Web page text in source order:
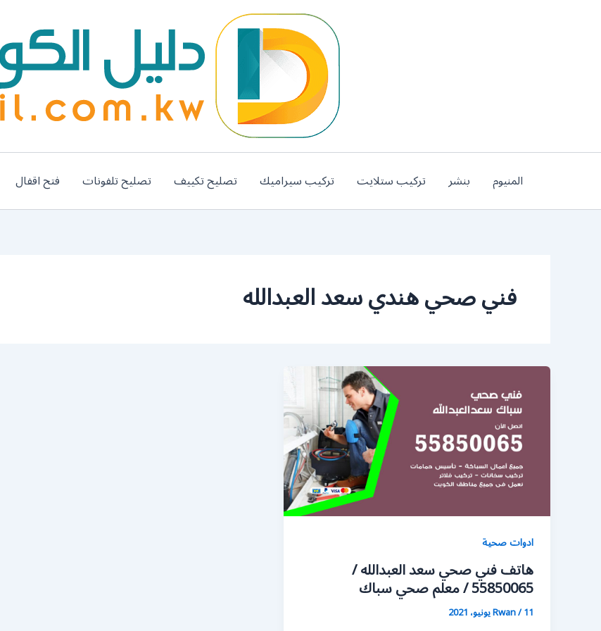
المنيوم بنشر تركيب ستلايت تركيب سيراميك تصليح تكييف تصليح تلفونات فتح اقفال
فني صحي هندي سعد العبدالله
ادوات صحية
هاتف فني صحي سعد العبدالله /
55850065 / معلم صحي سباك
Rwan/11 يونيو، 2021